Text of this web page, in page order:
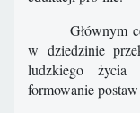
Głównym
w dziedzinie
ludzkiego
formowanie